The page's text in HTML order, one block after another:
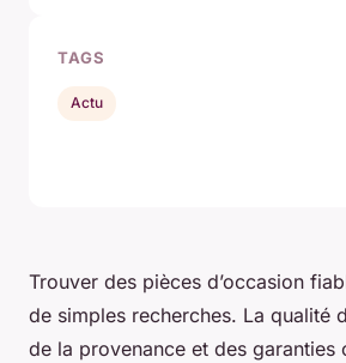
Trouver des pièces d’occasion
de simples recherches. La qualité
de la provenance et des garanties
TAGS
Actu